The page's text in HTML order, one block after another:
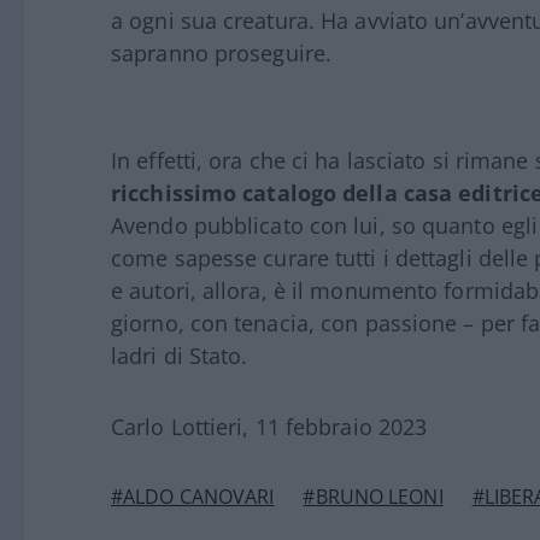
a ogni sua creatura. Ha avviato
sapranno proseguire.
In effetti, ora che ci ha lasciato si
ricchissimo catalogo della casa
Avendo pubblicato con lui, so quanto
come sapesse curare tutti i dettagli
e autori, allora, è il monumento
giorno, con tenacia, con passione – per
ladri di Stato.
Carlo Lottieri, 11 febbraio 2023
#ALDO CANOVARI #BRUNO LEONI